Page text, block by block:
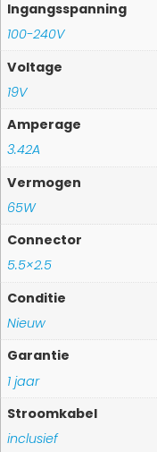
Ingangsspanning
100-240V
Voltage
19V
Amperage
3.42A
Vermogen
65W
Connector
5.5×2.5
Conditie
Nieuw
Garantie
1 jaar
Stroomkabel
inclusief